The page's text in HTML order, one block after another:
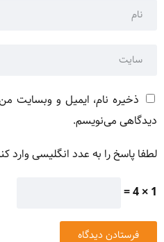
ذخیره نام، ایمیل و وبسایت
دیدگاهی می‌نویسم.
لطفا پاسخ را به عدد انگلیسی وارد
1 × 4 =